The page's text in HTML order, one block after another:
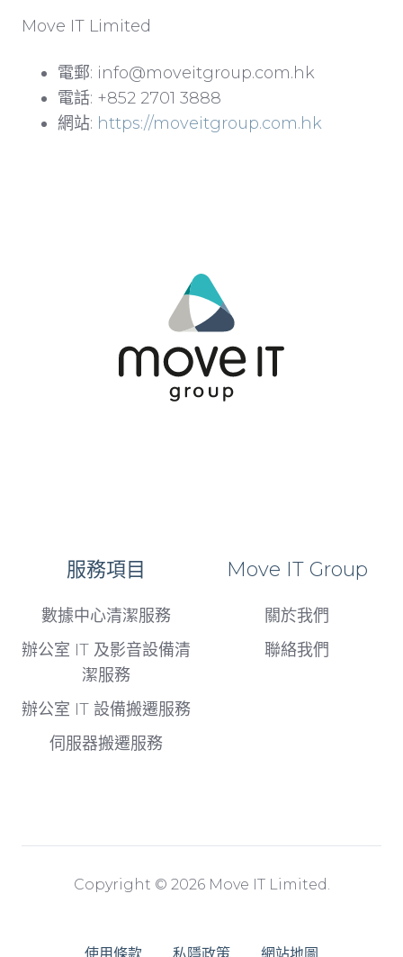
Move IT Limited
電郵: info@moveitgroup.com.hk
電話: +852 2701 3888
網站: https://moveitgroup.com.hk
服務項目
數據中心清潔服務
辦公室 IT 及影音設備清
潔服務
辦公室 IT 設備搬遷服務
伺服器搬遷服務
Move IT Group
關於我們
聯絡我們
Copyright © 2026 Move IT Limited.
使用條款 私隱政策 網站地圖